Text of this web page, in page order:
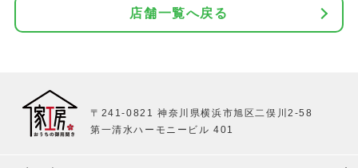
店舗一覧へ戻る
〒241-0821 神奈川県横浜市旭区二俣川2-58
第一清水ハーモニービル 401